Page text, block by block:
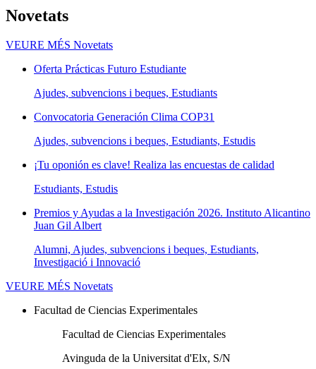
Novetats
VEURE MÉS Novetats
Oferta Prácticas Futuro Estudiante
Ajudes, subvencions i beques, Estudiants
Convocatoria Generación Clima COP31
Ajudes, subvencions i beques, Estudiants, Estudis
¡Tu oponión es clave! Realiza las encuestas de calidad
Estudiants, Estudis
Premios y Ayudas a la Investigación 2026. Instituto Alicantino
Juan Gil Albert
Alumni, Ajudes, subvencions i beques, Estudiants,
Investigació i Innovació
VEURE MÉS Novetats
Facultad de Ciencias Experimentales
Facultad de Ciencias Experimentales
Avinguda de la Universitat d'Elx, S/N